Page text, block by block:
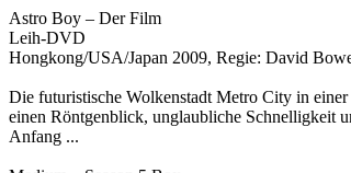
Astro Boy – Der Film
Leih-DVD
Hongkong/USA/Japan 2009, Regie: David
Die futuristische Wolkenstadt Metro City in
einen Röntgenblick, unglaubliche Schnelligkeit
Anfang ...